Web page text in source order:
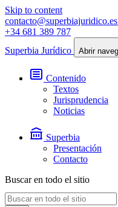
Skip to content
contacto@superbiajuridico.es
+34 681 389 787
Superbia Jurídico
Abrir
Contenido
Textos
Jurisprudencia
Noticias
Superbia
Presentación
Contacto
Buscar en todo el sitio